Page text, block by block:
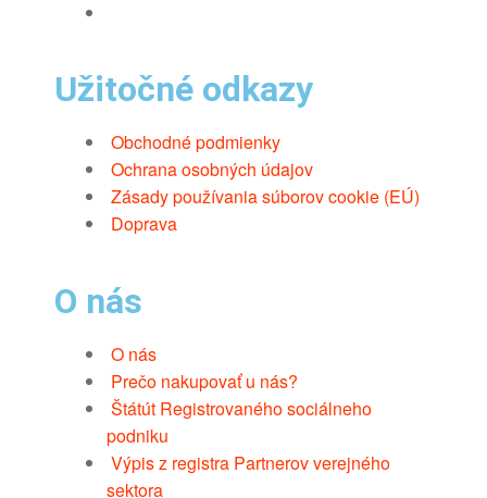
Užitočné odkazy
Obchodné podmienky
Ochrana osobných údajov
Zásady používania súborov cookie (EÚ)
Doprava
O nás
O nás
Prečo nakupovať u nás?
Štátút Registrovaného sociálneho
podniku
Výpis z registra Partnerov verejného
sektora